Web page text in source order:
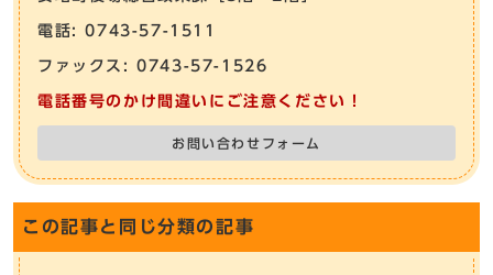
電話: 0743-57-1511
ファックス: 0743-57-1526
電話番号のかけ間違いにご注意ください！
お問い合わせフォーム
この記事と同じ分類の記事